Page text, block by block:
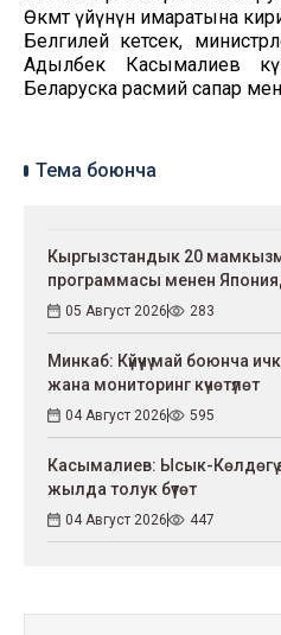
Өкмөт үйүнүн имаратына
Белгилей кетсек,
Адылбек Касымалиев
Беларуска расмий сапар
Тема боюнча
Кыргызстандык 20
программасы менен
05 Август 2026 283
Минкаб: Күйүүчү май боюнча
жана мониторинг күчөтүлөт
04 Август 2026 595
Касымалиев: Ысык-Көлдөгү
жылда толук бүтөт
04 Август 2026 447